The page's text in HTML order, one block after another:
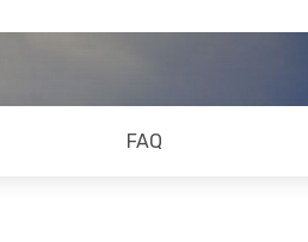
FAQ